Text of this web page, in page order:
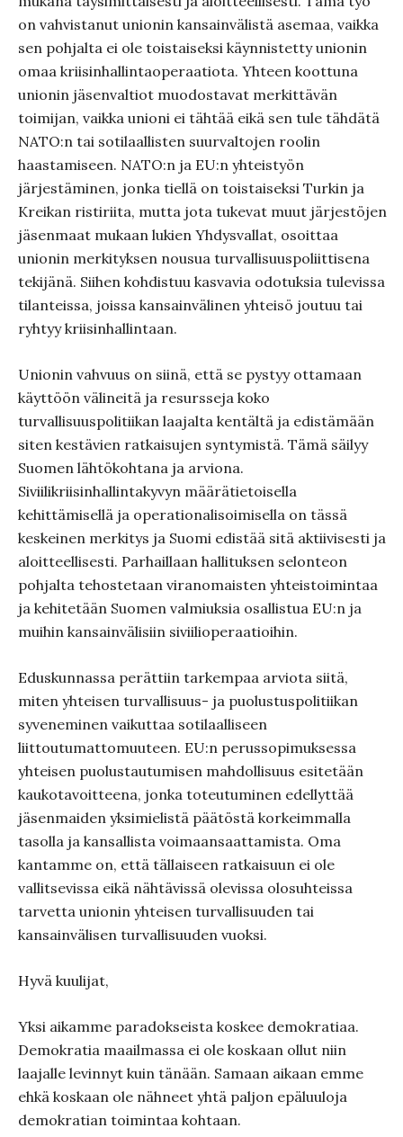
on vahvistanut unionin kansainvälistä asemaa, vaikka
sen pohjalta ei ole toistaiseksi käynnistetty unionin
omaa kriisinhallintaoperaatiota. Yhteen koottuna
unionin jäsenvaltiot muodostavat merkittävän
toimijan, vaikka unioni ei tähtää eikä sen tule tähdätä
NATO:n tai sotilaallisten suurvaltojen roolin
haastamiseen. NATO:n ja EU:n yhteistyön
järjestäminen, jonka tiellä on toistaiseksi Turkin ja
Kreikan ristiriita, mutta jota tukevat muut järjestöjen
jäsenmaat mukaan lukien Yhdysvallat, osoittaa
unionin merkityksen nousua turvallisuuspoliittisena
tekijänä. Siihen kohdistuu kasvavia odotuksia tulevissa
tilanteissa, joissa kansainvälinen yhteisö joutuu tai
ryhtyy kriisinhallintaan.
Unionin vahvuus on siinä, että se pystyy ottamaan
käyttöön välineitä ja resursseja koko
turvallisuuspolitiikan laajalta kentältä ja edistämään
siten kestävien ratkaisujen syntymistä. Tämä säilyy
Suomen lähtökohtana ja arviona.
Siviilikriisinhallintakyvyn määrätietoisella
kehittämisellä ja operationalisoimisella on tässä
keskeinen merkitys ja Suomi edistää sitä aktiivisesti ja
aloitteellisesti. Parhaillaan hallituksen selonteon
pohjalta tehostetaan viranomaisten yhteistoimintaa
ja kehitetään Suomen valmiuksia osallistua EU:n ja
muihin kansainvälisiin siviilioperaatioihin.
Eduskunnassa perättiin tarkempaa arviota siitä,
miten yhteisen turvallisuus- ja puolustuspolitiikan
syveneminen vaikuttaa sotilaalliseen
liittoutumattomuuteen. EU:n perussopimuksessa
yhteisen puolustautumisen mahdollisuus esitetään
kaukotavoitteena, jonka toteutuminen edellyttää
jäsenmaiden yksimielistä päätöstä korkeimmalla
tasolla ja kansallista voimaansaattamista. Oma
kantamme on, että tällaiseen ratkaisuun ei ole
vallitsevissa eikä nähtävissä olevissa olosuhteissa
tarvetta unionin yhteisen turvallisuuden tai
kansainvälisen turvallisuuden vuoksi.
Hyvä kuulijat,
Yksi aikamme paradokseista koskee demokratiaa.
Demokratia maailmassa ei ole koskaan ollut niin
laajalle levinnyt kuin tänään. Samaan aikaan emme
ehkä koskaan ole nähneet yhtä paljon epäluuloja
demokratian toimintaa kohtaan.